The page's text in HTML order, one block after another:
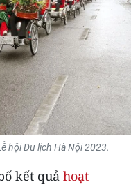
hội Du lịch Hà Nội 2023.
kết quả hoạt